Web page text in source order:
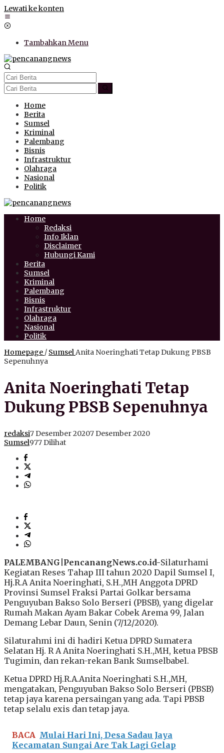
Lewati ke konten
Tambahkan Menu
Home
Berita
Sumsel
Kriminal
Palembang
Bisnis
Infrastruktur
Olahraga
Nasional
Politik
Home
Redaksi
Info Iklan
Disclaimer
Hubungi Kami
Berita
Sumsel
Kriminal
Palembang
Bisnis
Infrastruktur
Olahraga
Nasional
Politik
Homepage / SumselAnita Noeringhati Tetap Dukung PBSB
Sepenuhnya
Anita Noeringhati Tetap
Dukung PBSB Sepenuhnya
redaksi7 Desember 20207 Desember 2020
Sumsel977 Dilihat
PALEMBANG|PencanangNews.co.id-Silaturhami
Kegiatan Reses Tahap III tahun 2020 Dapil Sumsel I,
Hj.R.A Anita Noeringhati, S.H.,MH Anggota DPRD
Provinsi Sumsel Fraksi Partai Golkar bersama
Penguyuban Bakso Solo Berseri (PBSB), yang digelar
Rumah Makan Ayam Bakar Cobek Arema 99, Jalan
Demang Lebar Daun, Senin (7/12/2020).
Silaturahmi ini di hadiri Ketua DPRD Sumatera
Selatan Hj. R A Anita Noeringhati S.H.,MH, ketua PBSB
Tugimin, dan rekan-rekan Bank Sumselbabel.
Ketua DPRD Hj.R.A.Anita Noeringhati S.H.,MH,
mengatakan, Penguyuban Bakso Solo Berseri (PBSB)
tetap jaya karena persaingan yang ada. Tapi PBSB
tetap selalu exis dan tetap jaya.
BACA Mulai Hari Ini, Desa Sadau Jaya
Kecamatan Sungai Are Tak Lagi Gelap